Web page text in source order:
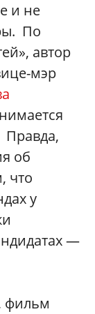
и не
По
автор
мэр
об
что
у
—
фильм